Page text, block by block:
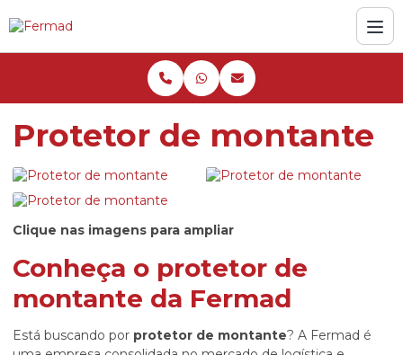
Protetor de montante
Clique nas imagens para ampliar
Conheça o protetor de
montante da Fermad
Está buscando por protetor de montante? A Fermad é